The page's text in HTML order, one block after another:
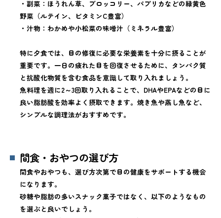
・副菜：ほうれん草、ブロッコリー、パプリカなどの緑黄色
野菜（ルテイン、ビタミンC豊富）
・汁物：わかめや小松菜の味噌汁（ミネラル豊富）
特に夕食では、目の修復に必要な栄養素を十分に摂ることが
重要です。一日の疲れた目を回復させるために、タンパク質
と抗酸化物質を含む食品を意識して取り入れましょう。
魚料理を週に2～3回取り入れることで、DHAやEPAなどの目に
良い脂肪酸を効率よく摂取できます。焼き魚や蒸し魚など、
シンプルな調理法がおすすめです。
間食・おやつの選び方
間食やおやつも、選び方次第で目の健康をサポートする機会
になります。
砂糖や脂肪の多いスナック菓子ではなく、以下のようなもの
を選ぶと良いでしょう。